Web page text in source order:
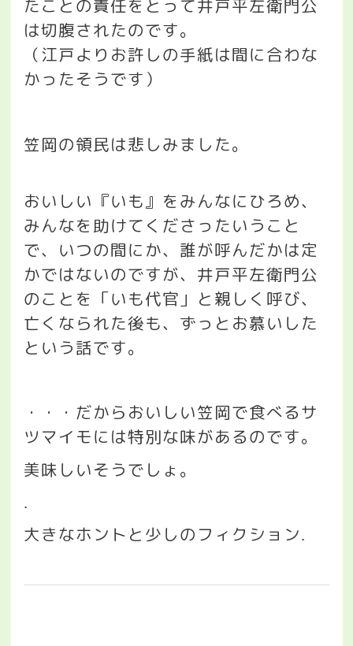
たことの責任をとって井戸平左衛門公
は切腹されたのです。
（江戸よりお許しの手紙は間に合わな
かったそうです）
笠岡の領民は悲しみました。
おいしい『いも』をみんなにひろめ、
みんなを助けてくださったいうこと
で、いつの間にか、誰が呼んだかは定
かではないのですが、井戸平左衛門公
のことを「いも代官」と親しく呼び、
亡くなられた後も、ずっとお慕いした
という話です。
・・・だからおいしい笠岡で食べるサ
ツマイモには特別な味があるのです。
美味しいそうでしょ。
.
大きなホントと少しのフィクション.